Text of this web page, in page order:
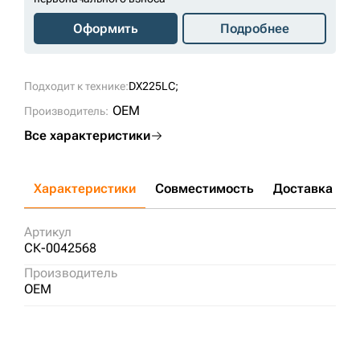
Подходит к технике:DX225LC;
Производитель: OEM
Все характеристики
Оформить Подробнее
Характеристики Совместимость Доставка и
Артикул
СК-0042568
Производитель
OEM